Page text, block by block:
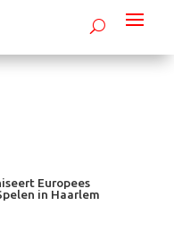
Europees
in Haarlem